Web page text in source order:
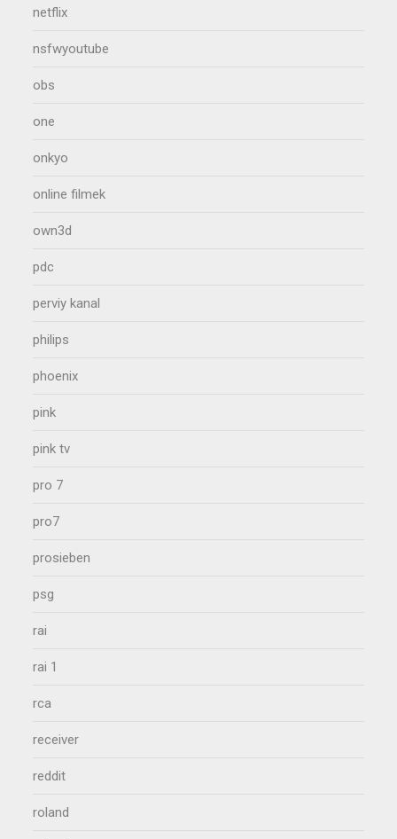
netflix
nsfwyoutube
obs
one
onkyo
online filmek
own3d
pdc
perviy kanal
philips
phoenix
pink
pink tv
pro 7
pro7
prosieben
psg
rai
rai 1
rca
receiver
reddit
roland